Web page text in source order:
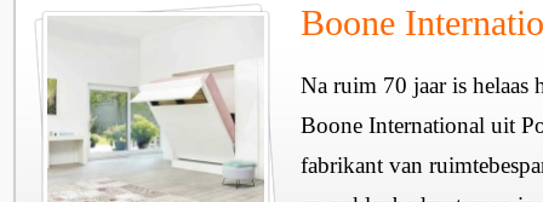
Boone
Na ruim 70 jaar is helaas
Boone International uit
fabrikant van